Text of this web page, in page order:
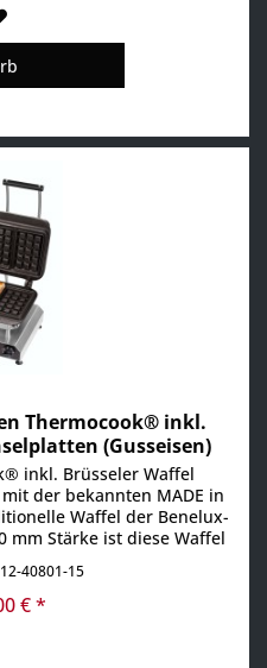
Thermocook® inkl.
(Gusseisen)
inkl. Brüsseler Waffel
der bekannten MADE in
Waffel der Benelux-
mm Stärke ist diese Waffel
kann. In Deutschland
und Sahne serviert....
40801-15
€ *